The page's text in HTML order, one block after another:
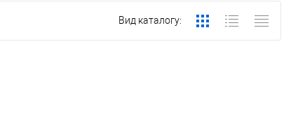
Вид каталогу: